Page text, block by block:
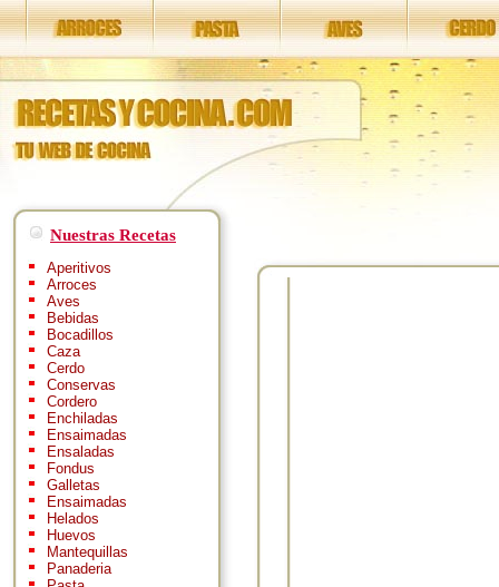
Nuestras Recetas
Aperitivos
Arroces
Aves
Bebidas
Bocadillos
Caza
Cerdo
Conservas
Cordero
Enchiladas
Ensaimadas
Ensaladas
Fondus
Galletas
Ensaimadas
Helados
Huevos
Mantequillas
Panaderia